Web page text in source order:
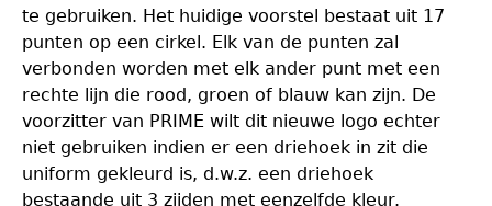
te gebruiken. Het huidige voorstel bestaat uit 17
punten op een cirkel. Elk van de punten zal
verbonden worden met elk ander punt met een
rechte lijn die rood, groen of blauw kan zijn. De
voorzitter van PRIME wilt dit nieuwe logo echter
niet gebruiken indien er een driehoek in zit die
uniform gekleurd is, d.w.z. een driehoek
bestaande uit 3 zijden met eenzelfde kleur.